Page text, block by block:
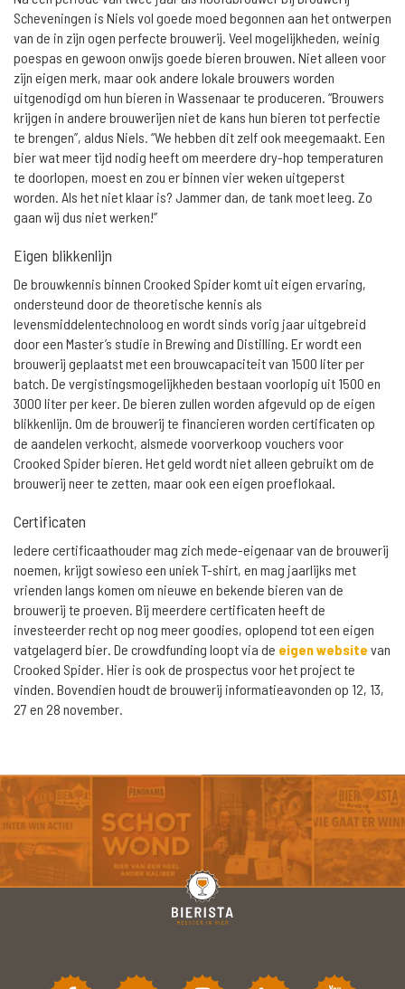
Scheveningen is Niels vol goede moed begonnen aan het ontwerpen
van de in zijn ogen perfecte brouwerij. Veel mogelijkheden, weinig
poespas en gewoon onwijs goede bieren brouwen. Niet alleen voor
zijn eigen merk, maar ook andere lokale brouwers worden
uitgenodigd om hun bieren in Wassenaar te produceren. “Brouwers
krijgen in andere brouwerijen niet de kans hun bieren tot perfectie
te brengen”, aldus Niels. “We hebben dit zelf ook meegemaakt. Een
bier wat meer tijd nodig heeft om meerdere dry-hop temperaturen
te doorlopen, moest en zou er binnen vier weken uitgeperst
worden. Als het niet klaar is? Jammer dan, de tank moet leeg. Zo
gaan wij dus niet werken!”
Eigen blikkenlijn
De brouwkennis binnen Crooked Spider komt uit eigen ervaring,
ondersteund door de theoretische kennis als
levensmiddelentechnoloog en wordt sinds vorig jaar uitgebreid
door een Master’s studie in Brewing and Distilling. Er wordt een
brouwerij geplaatst met een brouwcapaciteit van 1500 liter per
batch. De vergistingsmogelijkheden bestaan voorlopig uit 1500 en
3000 liter per keer. De bieren zullen worden afgevuld op de eigen
blikkenlijn. Om de brouwerij te financieren worden certificaten op
de aandelen verkocht, alsmede voorverkoop vouchers voor
Crooked Spider bieren. Het geld wordt niet alleen gebruikt om de
brouwerij neer te zetten, maar ook een eigen proeflokaal.
Certificaten
Iedere certificaathouder mag zich mede-eigenaar van de brouwerij
noemen, krijgt sowieso een uniek T-shirt, en mag jaarlijks met
vrienden langs komen om nieuwe en bekende bieren van de
brouwerij te proeven. Bij meerdere certificaten heeft de
investeerder recht op nog meer goodies, oplopend tot een eigen
vatgelagerd bier. De crowdfunding loopt via de eigen website van
Crooked Spider. Hier is ook de prospectus voor het project te
vinden. Bovendien houdt de brouwerij informatieavonden op 12, 13,
27 en 28 november.